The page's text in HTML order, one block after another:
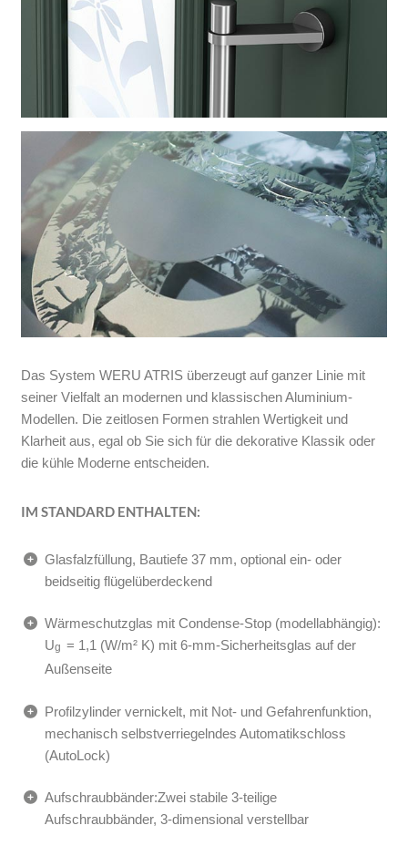
Das System WERU ATRIS überzeugt auf ganzer Linie mit
seiner Vielfalt an modernen und klassischen Aluminium-
Modellen. Die zeitlosen Formen strahlen Wertigkeit und
Klarheit aus, egal ob Sie sich für die dekorative Klassik oder
die kühle Moderne entscheiden.
IM STANDARD ENTHALTEN:
Glasfalzfüllung, Bautiefe 37 mm, optional ein- oder
beidseitig flügelüberdeckend
Wärmeschutzglas mit Condense-Stop (modellabhängig):
Ug = 1,1 (W/m² K) mit 6‑mm‑Sicherheitsglas auf der
Außenseite
Profilzylinder vernickelt, mit Not- und Gefahrenfunktion,
mechanisch selbstverriegelndes Automatikschloss
(AutoLock)
Aufschraubbänder:Zwei stabile 3-teilige
Aufschraubbänder, 3‑dimensional verstellbar